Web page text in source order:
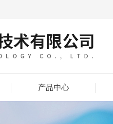
产品中心